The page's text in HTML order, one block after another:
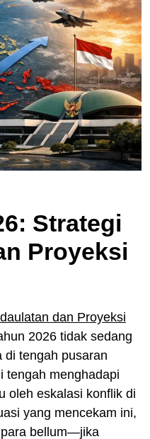
Strategi
Proyeksi
dan Proyeksi
2026 tidak sedang
di tengah pusaran
tengah menghadapi
oleh eskalasi konflik di
yang mencekam ini,
para bellum—jika